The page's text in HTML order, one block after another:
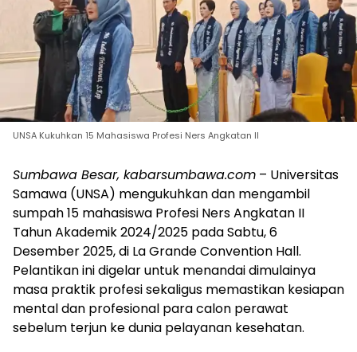
UNSA Kukuhkan 15 Mahasiswa Profesi Ners Angkatan II
Sumbawa Besar, kabarsumbawa.com – Universitas
Samawa (UNSA) mengukuhkan dan mengambil
sumpah 15 mahasiswa Profesi Ners Angkatan II
Tahun Akademik 2024/2025 pada Sabtu, 6
Desember 2025, di La Grande Convention Hall.
Pelantikan ini digelar untuk menandai dimulainya
masa praktik profesi sekaligus memastikan kesiapan
mental dan profesional para calon perawat
sebelum terjun ke dunia pelayanan kesehatan.